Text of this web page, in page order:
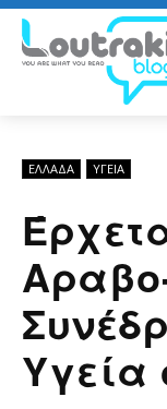
ΕΛΛΆΔΑ ΥΓΕΙΑ
Υγεία